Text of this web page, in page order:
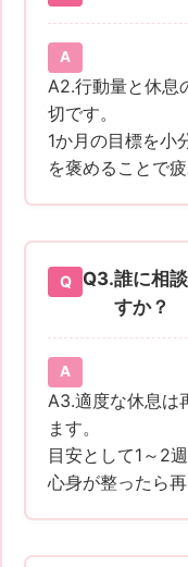
A2.行動量と休息
切です。
1か月の目標を小
を褒めることで
Q3.誰に相
すか？
A3.適度な休息は
ます。
目安として1～2
心身が整ったら